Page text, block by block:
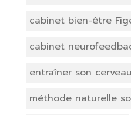
cabinet bien-être
cabinet
entraîner son
méthode naturelle